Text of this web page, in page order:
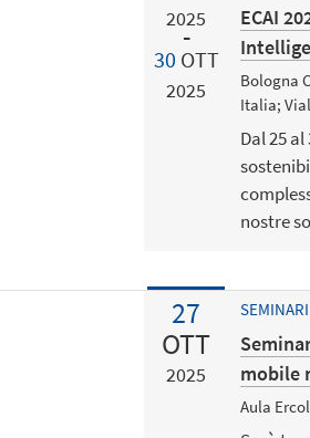
2025
30 OTT
2025
ECAI
Bologna
Italia;
Dal 25
nostre
27
OTT
2025
SEMINARI
mobile
Aula